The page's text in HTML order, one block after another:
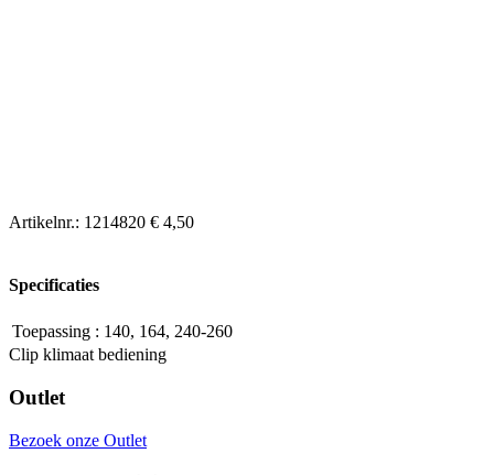
Artikelnr.: 1214820 € 4,50
Specificaties
Toepassing : 140, 164, 240-260
Clip klimaat bediening
Outlet
Bezoek onze Outlet